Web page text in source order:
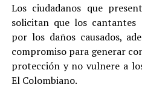
Los ciudadanos que
solicitan que los cantantes
por los daños causados,
compromiso para generar
protección y no vulnere a
El Colombiano.